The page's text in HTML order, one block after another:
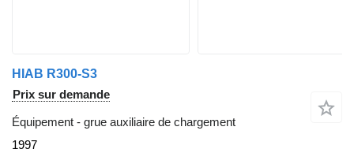
HIAB R300-S3
Prix sur demande
Équipement - grue auxiliaire de chargement
1997